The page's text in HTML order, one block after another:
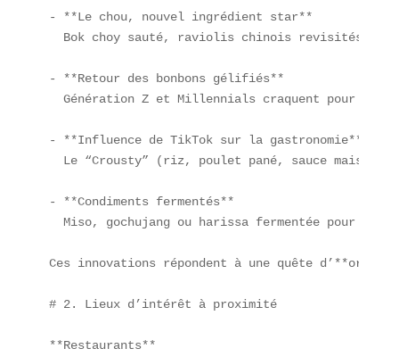
- **Le chou, nouvel ingrédient star**
Bok choy sauté, raviolis chinois revisités,
- **Retour des bonbons gélifiés**
Génération Z et Millennials craquent pour ces
- **Influence de TikTok sur la gastronomie**
Le “Crousty” (riz, poulet pané, sauce maison)
- **Condiments fermentés**
Miso, gochujang ou harissa fermentée pour un
Ces innovations répondent à une quête
# 2. Lieux d’intérêt à proximité
**Restaurants**